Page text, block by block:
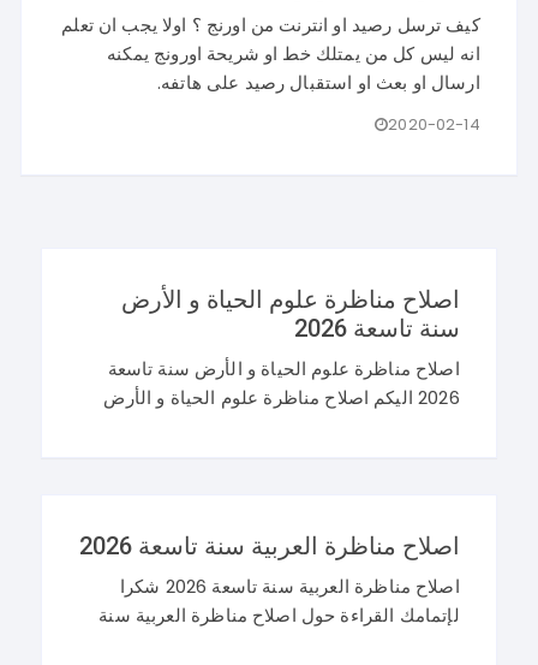
كيف ترسل رصيد او انترنت من اورنج ؟ اولا يجب ان تعلم
انه ليس كل من يمتلك خط او شريحة اورونج يمكنه
ارسال او بعث او استقبال رصيد على هاتفه.
2020-02-14
اصلاح مناظرة علوم الحياة و الأرض
سنة تاسعة 2026
اصلاح مناظرة علوم الحياة و الأرض سنة تاسعة
2026 اليكم اصلاح مناظرة علوم الحياة و الأرض
اصلاح مناظرة العربية سنة تاسعة 2026
اصلاح مناظرة العربية سنة تاسعة 2026 شكرا
لإتمامك القراءة حول اصلاح مناظرة العربية سنة